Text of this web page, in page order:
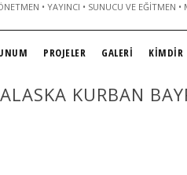
• YAYINCI • SUNUCU VE EĞITMEN •
PROJELER GALERİ KİMDİR
KURBAN